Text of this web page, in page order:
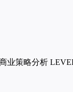
业策略分析